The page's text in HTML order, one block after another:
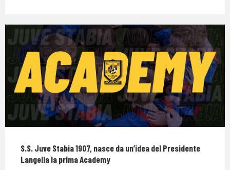
S.S. Juve Stabia 1907, nasce da un’idea del Presidente
Langella la prima Academy